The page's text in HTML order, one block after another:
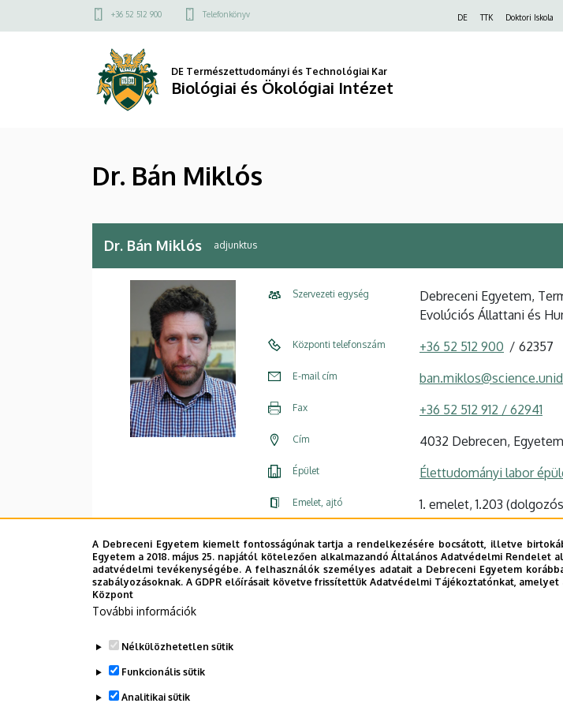
a
Felső
menü
+36 52 512 900 Telefonkönyv DE TTK Doktori Iskola
DE Természettudományi és Technológiai Kar
Biológiai és Ökológiai Intézet
Dr. Bán Miklós
Dr. Bán Miklós adjunktus
Szervezeti egység
Debreceni Egyetem,
Evolúciós Állattani és
Központi telefonszám +36 52 512 900 62357
E-mail cím
Fax +36 52 512 912 / 62941
Cím 4032 Debrecen,
Épület Élettudományi labor
Emelet, ajtó 1. emelet, 1.203
Szervezeti weboldal
Tudóstér profil
A Debreceni Egyetem kiemelt fontosságúnak tartja a rendelkezésére bocsátott, illetve
Egyetem a 2018. május 25. napjától kötelezően alkalmazandó Általános Adatvédelmi
adatvédelmi tevékenységébe. A felhasználók személyes adatait a Debreceni Egyetem
szabályozásoknak. A GDPR előírásait követve frissítettük Adatvédelmi Tájékoztatónkat,
Központ
További információk
Nélkülözhetetlen sütik
Funkcionális sütik
Analitikai sütik